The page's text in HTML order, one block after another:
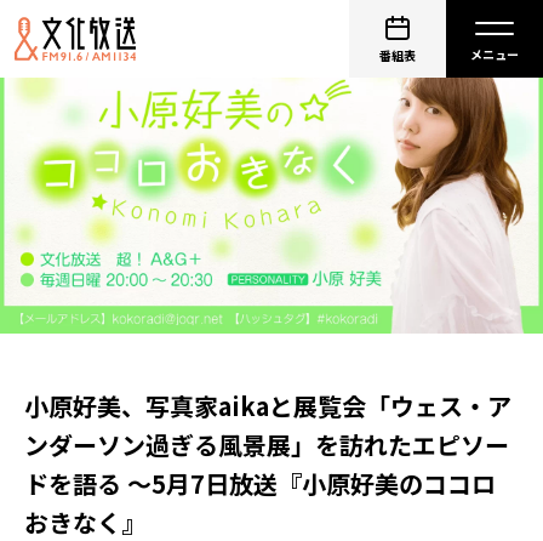
番組表
小原好美、写真家aikaと展覧会「ウェス・ア
ンダーソン過ぎる風景展」を訪れたエピソー
ドを語る ～5月7日放送『小原好美のココロ
おきなく』